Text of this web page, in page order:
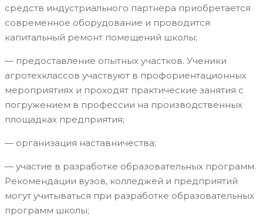
средств индустриального партнёра приобретается
современное оборудование и проводится
капитальный ремонт помещений школы;
— предоставление опытных участков. Ученики
агротехклассов участвуют в профориентационных
мероприятиях и проходят практические занятия с
погружением в профессии на производственных
площадках предприятия;
— организация наставничества;
— участие в разработке образовательных программ.
Рекомендации вузов, колледжей и предприятий
могут учитываться при разработке образовательных
программ школы;